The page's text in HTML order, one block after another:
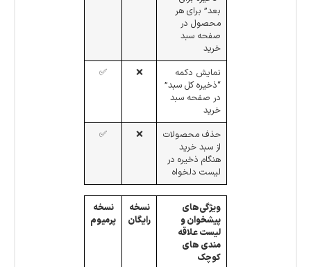
بعد” برای هر
محصول در
صفحه سبد
خرید
نمایش دکمه
“ذخیره کل سبد”
در صفحه سبد
خرید
❌
✅
حذف محصولات
از سبد خرید
هنگام ذخیره در
لیست دلخواه
❌
✅
ویژگی‌های
پیشخوان و
لیست علاقه
مندی های
کوچک
نسخه
رایگان
نسخه
پرمیوم